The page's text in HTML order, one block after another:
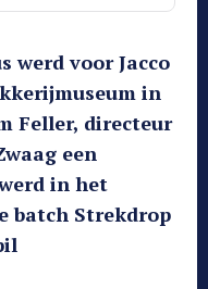
werd voor Jacco
in
Feller, directeur
een
in het
batch Strekdrop